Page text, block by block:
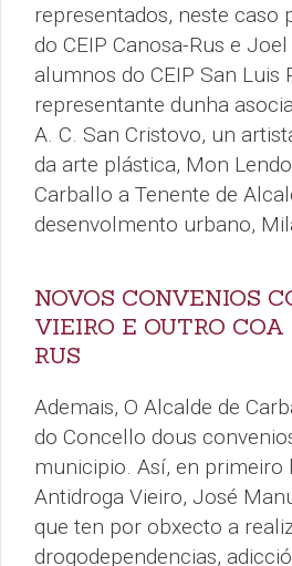
representados, neste caso
do CEIP Canosa-Rus e
alumnos do CEIP San
representante dunha
A. C. San Cristovo, un
da arte plástica, Mon
Carballo a Tenente de
desenvolmento urbano,
NOVOS CONVENIOS
VIEIRO E OUTRO
RUS
Ademais, O Alcalde de
do Concello dous
municipio. Así, en primeiro
Antidroga Vieiro, José
que ten por obxecto a
drogodependencias,